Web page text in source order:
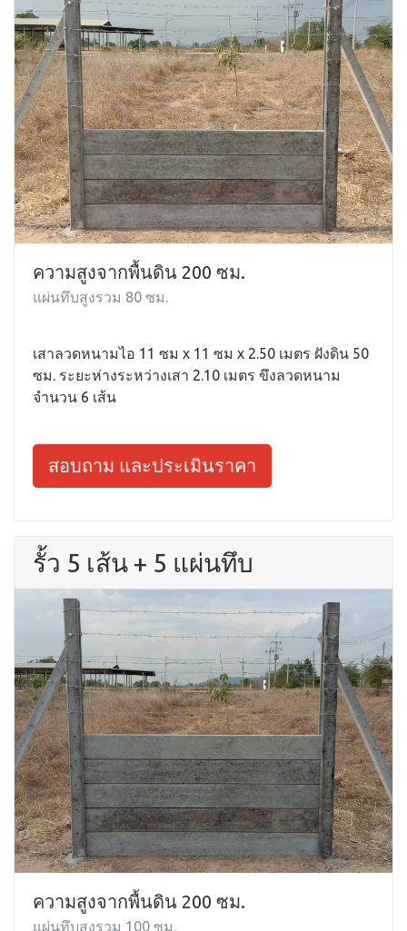
ความสูงจากพื้นดิน 200 ซม.
แผ่นทึบสูงรวม 80 ซม.
เสาลวดหนามไอ 11 ซม x 11 ซม x 2.50 เมตร ฝังดิน 50
ซม. ระยะห่างระหว่างเสา 2.10 เมตร ขึงลวดหนาม
จำนวน 6 เส้น
สอบถาม และประเมินราคา
รั้ว 5 เส้น + 5 แผ่นทึบ
ความสูงจากพื้นดิน 200 ซม.
แผ่นทึบสูงรวม 100 ซม.